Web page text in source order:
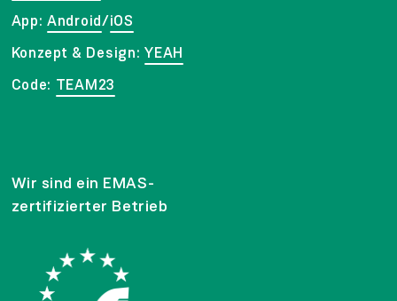
App: Android/iOS
Konzept & Design:YEAH
Code: TEAM23
Wir sind ein EMAS-
zertifizierter Betrieb